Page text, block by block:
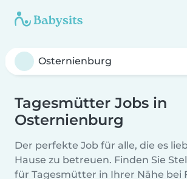
Tagesmütter Jobs in
Osternienburg
Der perfekte Job für alle, die es
Hause zu betreuen. Finden Sie
für Tagesmütter in Ihrer Nähe bei